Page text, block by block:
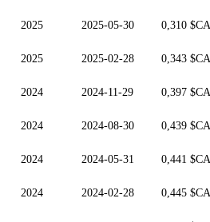
2025 2025-05-30 0,310 $CA
2025 2025-02-28 0,343 $CA
2024 2024-11-29 0,397 $CA
2024 2024-08-30 0,439 $CA
2024 2024-05-31 0,441 $CA
2024 2024-02-28 0,445 $CA